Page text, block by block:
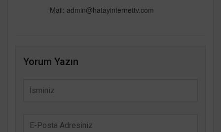
Mail: admin@hatayinternettv.com
Yorum Yazın